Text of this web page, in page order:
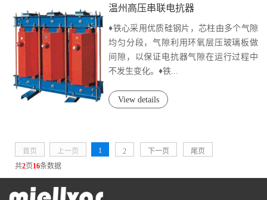
温州高压串联电抗器
♦铁心采用优质硅钢片，芯柱由多个气隙
均匀分段，气隙利用环氧层压玻璃板做
间隙，以保证电抗器气隙在运行过程中
不发生变化。♦铁...
View details
首页 上一页 1 2 下一页
尾页
共2页16条数据